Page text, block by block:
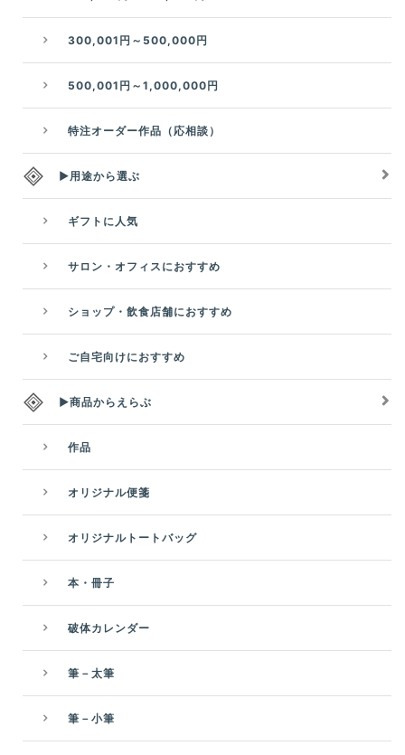
300,001円～500,000円
500,001円～1,000,000円
特注オーダー作品（応相談）
▶用途から選ぶ
ギフトに人気
サロン・オフィスにおすすめ
ショップ・飲食店舗におすすめ
ご自宅向けにおすすめ
▶商品からえらぶ
作品
オリジナル便箋
オリジナルトートバッグ
本・冊子
破体カレンダー
筆－太筆
筆－小筆